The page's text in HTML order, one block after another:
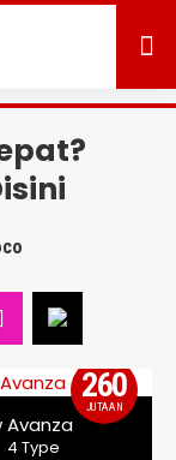
260
JUTAAN
Avanza
4 Type